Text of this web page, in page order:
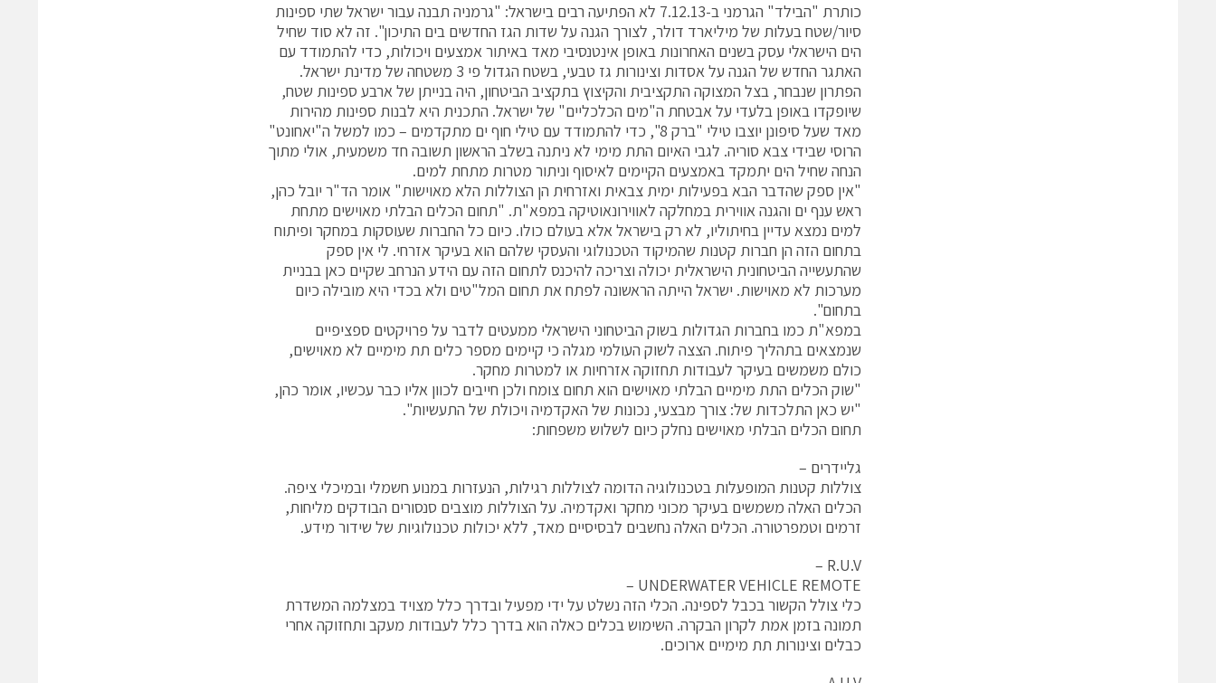
כותרת "הבילד" הגרמני ב-7.12.13 לא הפתיעה רבים בישראל: "גרמניה תבנה עבור ישראל שתי ספינות
סיור/שטח בעלות של מיליארד דולר, לצורך הגנה על שדות הגז החדשים בים התיכון". זה לא סוד שחיל
הים הישראלי עסק בשנים האחרונות באופן אינטנסיבי מאד באיתור אמצעים ויכולות, כדי להתמודד עם
האתגר החדש של הגנה על אסדות וצינורות גז טבעי, בשטח הגדול פי 3 משטחה של מדינת ישראל.
הפתרון שנבחר, בצל המצוקה התקציבית והקיצוץ בתקציב הביטחון, היה בנייתן של ארבע ספינות שטח,
שיופקדו באופן בלעדי על אבטחת ה"מים הכלכליים" של ישראל. התכנית היא לבנות ספינות מהירות
מאד שעל סיפונן יוצבו טילי "ברק 8", כדי להתמודד עם טילי חוף ים מתקדמים – כמו למשל ה"יאחונט"
הרוסי שבידי צבא סוריה. לגבי האיום התת מימי לא ניתנה בשלב הראשון תשובה חד משמעית, אולי מתוך
הנחה שחיל הים יתמקד באמצעים הקיימים לאיסוף וניתור מטרות מתחת למים.
"אין ספק שהדבר הבא בפעילות ימית צבאית ואזרחית הן הצוללות הלא מאוישות" אומר הד"ר יובל כהן,
ראש ענף ים והגנה אווירית במחלקה לאווירונאוטיקה במפא"ת. "תחום הכלים הבלתי מאוישים מתחת
למים נמצא עדיין בחיתוליו, לא רק בישראל אלא בעולם כולו. כיום כל החברות שעוסקות במחקר ופיתוח
בתחום הזה הן חברות קטנות שהמיקוד הטכנולוגי והעסקי שלהם הוא בעיקר אזרחי. לי אין ספק
שהתעשייה הביטחונית הישראלית יכולה וצריכה להיכנס לתחום הזה עם הידע הנרחב שקיים כאן בבניית
מערכות לא מאוישות. ישראל הייתה הראשונה לפתח את תחום המל"טים ולא בכדי היא מובילה כיום
בתחום".
במפא"ת כמו בחברות הגדולות בשוק הביטחוני הישראלי ממעטים לדבר על פרויקטים ספציפיים
שנמצאים בתהליך פיתוח. הצצה לשוק העולמי מגלה כי קיימים מספר כלים תת מימיים לא מאוישים,
כולם משמשים בעיקר לעבודות תחזוקה אזרחיות או למטרות מחקר.
"שוק הכלים התת מימיים הבלתי מאוישים הוא תחום צומח ולכן חייבים לכוון אליו כבר עכשיו, אומר כהן,
"יש כאן התלכדות של: צורך מבצעי, נכונות של האקדמיה ויכולת של התעשיות".
תחום הכלים הבלתי מאוישים נחלק כיום לשלוש משפחות:
גליידרים –
צוללות קטנות המופעלות בטכנולוגיה הדומה לצוללות רגילות, הנעזרות במנוע חשמלי ובמיכלי ציפה.
הכלים האלה משמשים בעיקר מכוני מחקר ואקדמיה. על הצוללות מוצבים סנסורים הבודקים מליחות,
זרמים וטמפרטורה. הכלים האלה נחשבים לבסיסיים מאד, ללא יכולות טכנולוגיות של שידור מידע.
R.U.V –
UNDERWATER VEHICLE REMOTE –
כלי צולל הקשור בכבל לספינה. הכלי הזה נשלט על ידי מפעיל ובדרך כלל מצויד במצלמה המשדרת
תמונה בזמן אמת לקרון הבקרה. השימוש בכלים כאלה הוא בדרך כלל לעבודות מעקב ותחזוקה אחרי
כבלים וצינורות תת מימיים ארוכים.